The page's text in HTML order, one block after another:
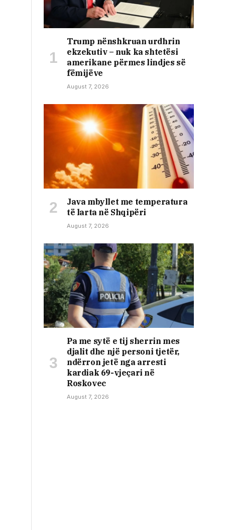
Trump nënshkruan urdhrin
ekzekutiv – nuk ka shtetësi
amerikane përmes lindjes së
fëmijëve
August 7, 2026
Java mbyllet me temperatura
të larta në Shqipëri
August 7, 2026
Pa me sytë e tij sherrin mes
djalit dhe një personi tjetër,
ndërron jetë nga arresti
kardiak 69-vjeçari në
Roskovec
August 7, 2026